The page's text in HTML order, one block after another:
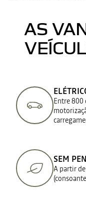
AS
Entre 800
SEM
A partir